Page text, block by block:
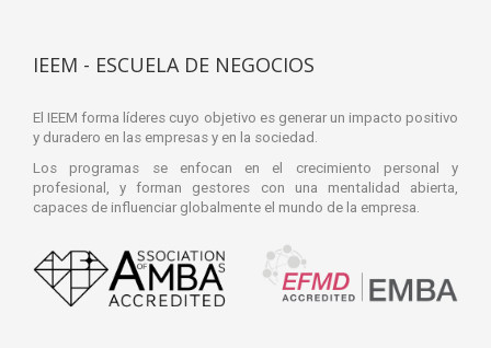
IEEM - ESCUELA DE NEGOCIOS
El IEEM forma líderes cuyo objetivo es generar un impacto positivo
y duradero en las empresas y en la sociedad.
Los programas se enfocan en el crecimiento personal y
profesional, y forman gestores con una mentalidad abierta,
capaces de influenciar globalmente el mundo de la empresa.